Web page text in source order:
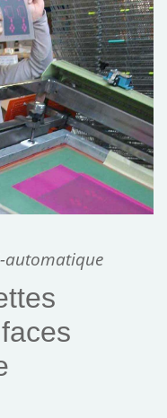
automatique